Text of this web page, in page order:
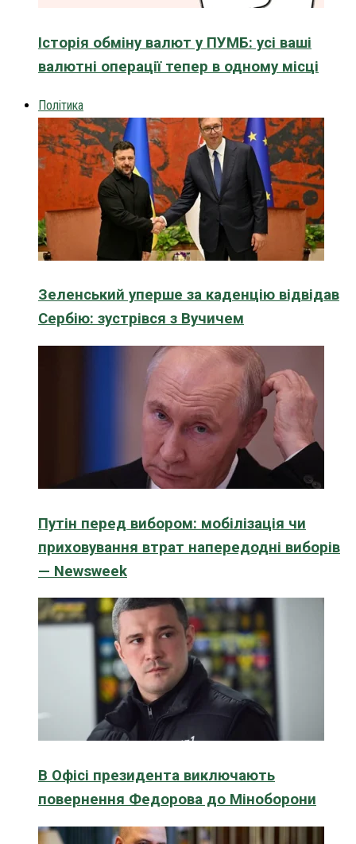
Історія обміну валют у ПУМБ: усі ваші
валютні операції тепер в одному місці
Політика
Зеленський уперше за каденцію відвідав
Сербію: зустрівся з Вучичем
Путін перед вибором: мобілізація чи
приховування втрат напередодні виборів
— Newsweek
В Офісі президента виключають
повернення Федорова до Міноборони